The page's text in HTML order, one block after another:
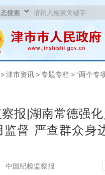
> 津市资讯 > 专题专栏 > “两个专
报|湖南常德强
督 严查群众身
中国纪检监察报